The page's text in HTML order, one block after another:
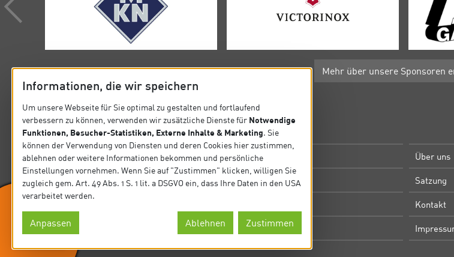
Mehr über unsere Sponsoren
KONTAKT
Verband der Köche Deutschlands e.V.
Steinlestraße 32 60596 Frankfurt
Tel. +49 69 63 0006-0
Fax +49 69 63 0006-10
E-Mail: koeche@vkd.com
© Verband der Köche Deutschlands e.V.
SITEMAP
Startseite Über uns
Präsidium Satzung
Kontakt
Datenschutz
Wir sind Ausrichter
Informationen, die wir speichern
Um unsere Webseite für Sie optimal zu gestalten und fortlaufend
verbessern zu können, verwenden wir zusätzliche Dienste für Notwendige
Funktionen, Besucher-Statistiken, Externe Inhalte & Marketing. Sie
können der Verwendung von Diensten und deren Cookies hier zustimmen,
ablehnen oder weitere Informationen bekommen und persönliche
Einstellungen vornehmen. Wenn Sie auf "Zustimmen" klicken, willigen Sie
zugleich gem. Art. 49 Abs. 1 S. 1 lit. a DSGVO ein, dass Ihre Daten in den USA
verarbeitet werden.
Anpassen Ablehnen Zustimmen